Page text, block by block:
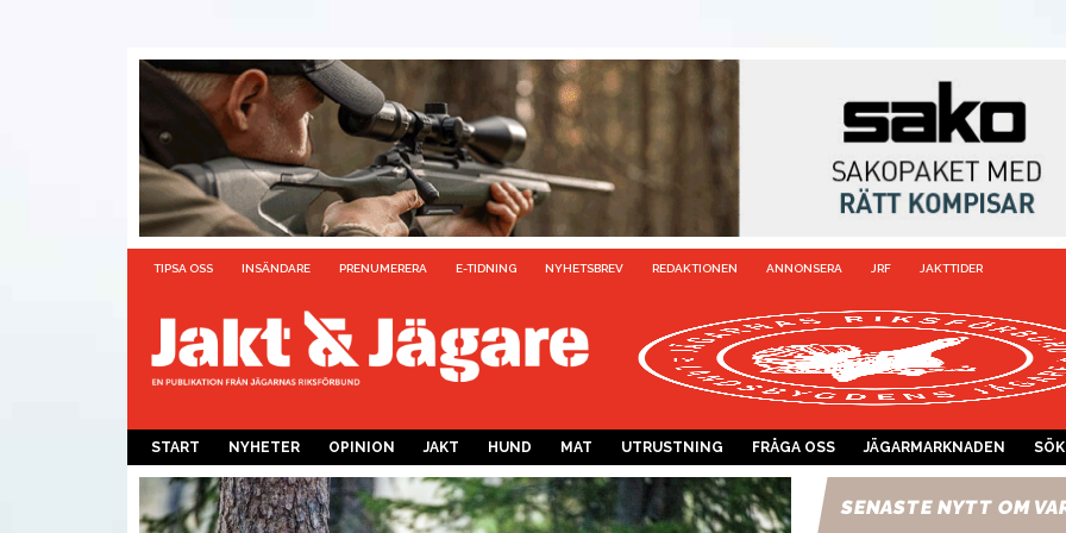
TIPSA OSS INSÄNDARE PRENUMERERA E-TIDNING NYHETSBREV REDAKTIONEN ANNONSERA JRF JAKTTIDER
START NYHETER OPINION JAKT HUND MAT UTRUSTNING FRÅGA OSS JÄGARMARKNADEN SÖK
SENASTE NYTT OM